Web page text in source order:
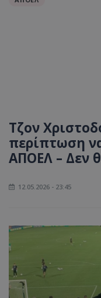
Τζον
περίπτωση
ΑΠΟΕΛ – Δεν
12.05.2026 - 23:45